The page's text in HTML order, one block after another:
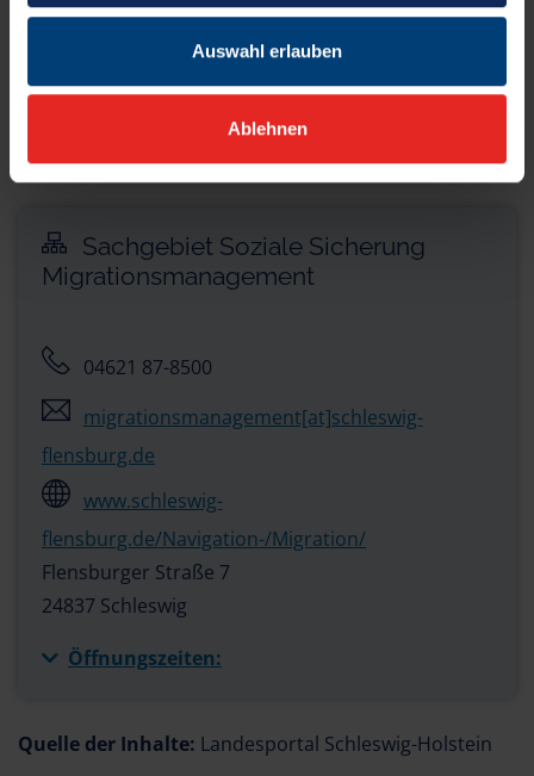
Auswahl erlauben
Ablehnen
sozialzentrum.sl[at]schleswig-flensburg.de
24837 Schleswig
Sachgebiet Soziale Sicherung
Migrationsmanagement
04621 87-8500
migrationsmanagement[at]schleswig-
flensburg.de
www.schleswig-
flensburg.de/Navigation-/Migration/
Flensburger Straße 7
24837 Schleswig
Öffnungszeiten:
Quelle der Inhalte: Landesportal Schleswig-Holstein